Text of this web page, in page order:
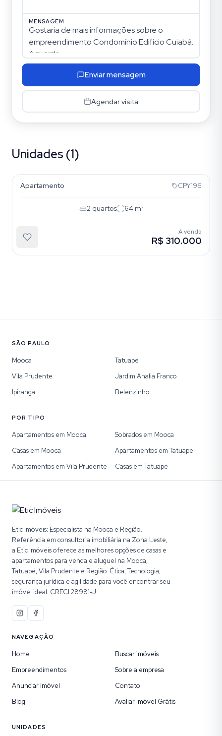
MENSAGEM
Enviar mensagem
Agendar visita
Unidades (1)
Mooca
Apartamento CPY196
2 quartos 64 m²
À venda
R$ 310.000
SÃO PAULO
Mooca
Tatuape
Vila Prudente
Jardim Analia Franco
Ipiranga
Belenzinho
POR TIPO
Apartamentos em Mooca
Sobrados em Mooca
Casas em Mooca
Apartamentos em Tatuape
Apartamentos em Vila Prudente
Casas em Tatuape
Etic Imóveis: Especialista na Mooca e Região.
Referência em consultoria imobiliária na Zona Leste,
a Etic Imóveis oferece as melhores opções de casas e
apartamentos para venda e aluguel na Mooca,
Tatuapé, Vila Prudente e Região. Ética, Tecnologia,
segurança jurídica e agilidade para você encontrar seu
imóvel ideal. CRECI 28981-J
NAVEGAÇÃO
Home
Buscar imóveis
Empreendimentos
Sobre a empresa
Anunciar imóvel
Contato
Blog
Avaliar Imóvel Grátis
UNIDADES